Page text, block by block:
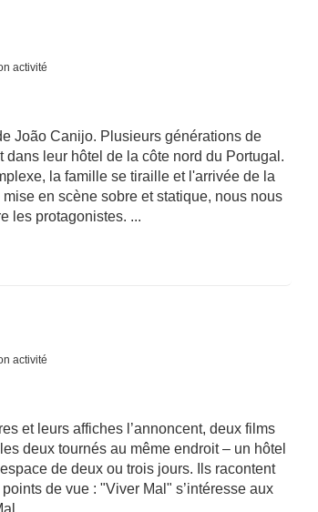
activité
João Canijo. Plusieurs générations de
leur hôtel de la côte nord du Portugal.
la famille se tiraille et l'arrivée de la
en scène sobre et statique, nous nous
les protagonistes. ...
activité
et leurs affiches l’annoncent, deux films
deux tournés au même endroit – un hôtel
de deux ou trois jours. Ils racontent
de vue : "Viver Mal" s’intéresse aux
...